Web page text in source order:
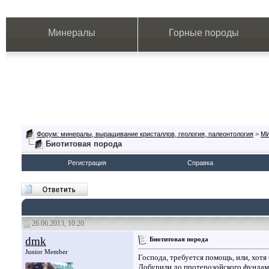
Минералы Горные породы
Форум: минералы, выращивание кристаллов, геология, палеонтология >
Биотитовая порода
Регистрация Справка
26.06.2013, 10:20
dmk
Junior Member
Биотитовая порода
Господа, требуется помощь, или,
Добурили до протерозойского